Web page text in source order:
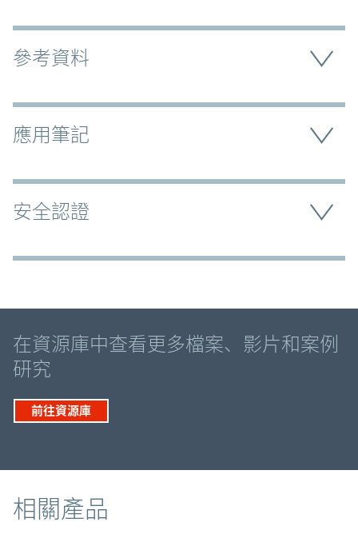
參考資料
應用筆記
安全認證
在資源庫中查看更多檔案、影片和案例
研究
前往資源庫
相關產品
相關產品